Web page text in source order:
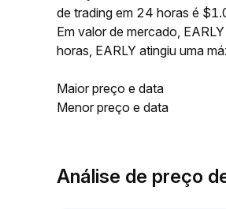
de trading em 24 horas é
Em valor de mercado,
horas, EARLY atingiu uma
Maior preço e data
Menor preço e data
Análise de preço